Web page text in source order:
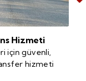
ve konforlu
güvence